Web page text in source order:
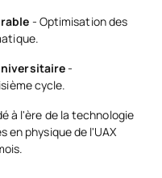
Caractère*
OB 6
- Optimisation des
-
cycle.
à l'ère de la technologie
en physique de l'UAX